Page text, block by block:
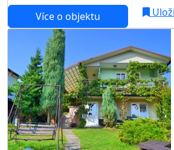
Více o objektu